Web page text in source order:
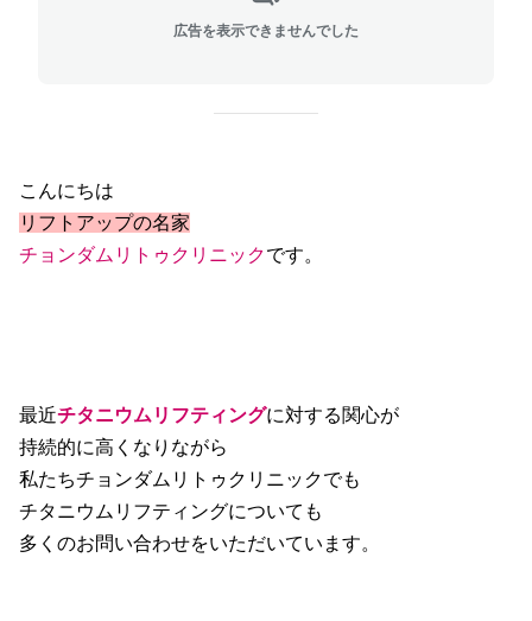
広告を表示できませんでした
こんにちは
リフトアップの名家
チョンダムリトゥクリニックです。
最近チタニウムリフティングに対する関心が
持続的に高くなりながら
私たちチョンダムリトゥクリニックでも
チタニウムリフティングについても
多くのお問い合わせをいただいています。